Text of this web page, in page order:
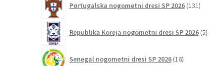
Portugalska nogometni dresi SP 2026 131
Republika Koreja nogometni dresi SP 2026 5
Senegal nogometni dresi SP 2026 16izdelkov